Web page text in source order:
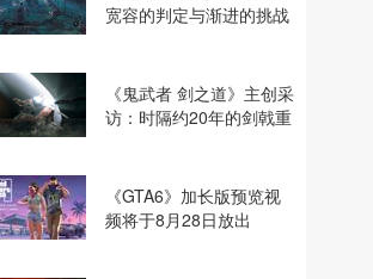
宽容的判定与渐进的挑战
《鬼武者 剑之道》主创采
访：时隔约20年的剑戟重
《GTA6》加长版预览视
频将于8月28日放出